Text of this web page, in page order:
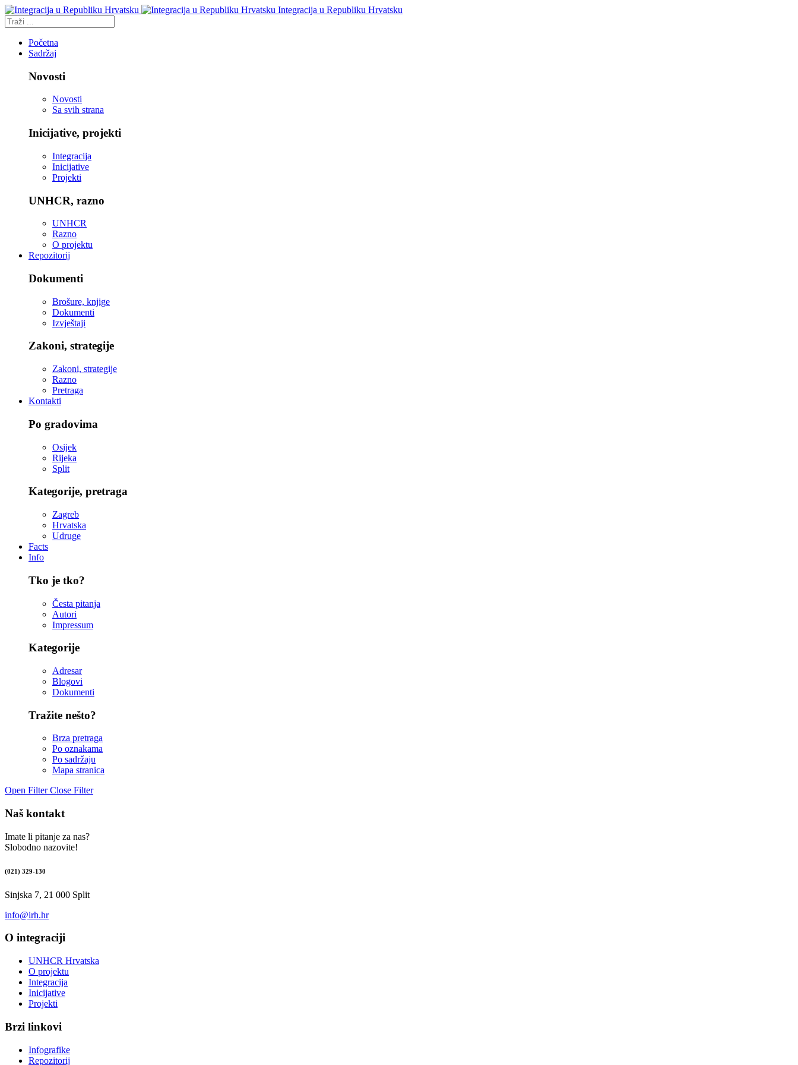
Integracija u Republiku Hrvatsku
Početna
Sadržaj
Novosti
Novosti
Sa svih strana
Inicijative, projekti
Integracija
Inicijative
Projekti
UNHCR, razno
UNHCR
Razno
O projektu
Repozitorij
Dokumenti
Brošure, knjige
Dokumenti
Izvještaji
Zakoni, strategije
Zakoni, strategije
Razno
Pretraga
Kontakti
Po gradovima
Osijek
Rijeka
Split
Kategorije, pretraga
Zagreb
Hrvatska
Udruge
Facts
Info
Tko je tko?
Česta pitanja
Autori
Impressum
Kategorije
Adresar
Blogovi
Dokumenti
Tražite nešto?
Brza pretraga
Po oznakama
Po sadržaju
Mapa stranica
Open FilterClose Filter
Naš kontakt
Imate li pitanje za nas?
Slobodno nazovite!
(021) 329-130
Sinjska 7, 21 000 Split
info@irh.hr
O integraciji
UNHCR Hrvatska
O projektu
Integracija
Inicijative
Projekti
Brzi linkovi
Infografike
Repozitorij